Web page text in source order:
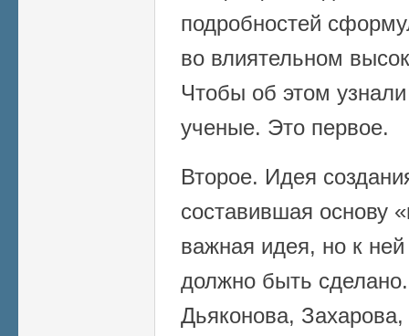
подробностей
во влиятельном
Чтобы об этом
ученые. Это первое.
Второе. Идея
составившая основу
важная идея, но к
должно быть
Дьяконова,